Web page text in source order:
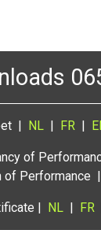
| NL | FR |
of
of Performance |
| NL | FR